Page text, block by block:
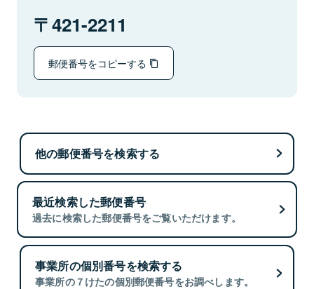
421-2211
郵便番号をコピーする
他の郵便番号を検索する
最近検索した郵便番号
過去に検索した郵便番号をご覧いただけます。
事業所の個別番号を検索する
事業所の７けたの個別郵便番号をお調べします。